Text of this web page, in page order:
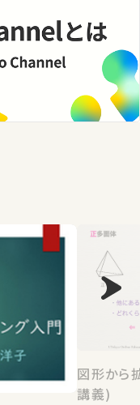
図形から
講義)